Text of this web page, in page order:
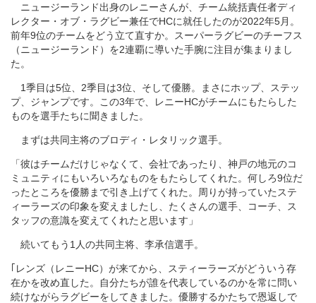
ニュージーランド出身のレニーさんが、チーム統括責任者ディ
レクター・オブ・ラグビー兼任でHCに就任したのが2022年5月。
前年9位のチームをどう立て直すか。スーパーラグビーのチーフス
（ニュージーランド）を2連覇に導いた手腕に注目が集まりまし
た。
1季目は5位、2季目は3位、そして優勝。まさにホップ、ステッ
プ、ジャンプです。この3年で、レニーHCがチームにもたらした
ものを選手たちに聞きました。
まずは共同主将のブロディ・レタリック選手。
「彼はチームだけじゃなくて、会社であったり、神戸の地元のコ
ミュニティにもいろいろなものをもたらしてくれた。何しろ9位だ
ったところを優勝まで引き上げてくれた。周りが持っていたステ
ィーラーズの印象を変えましたし、たくさんの選手、コーチ、ス
タッフの意識を変えてくれたと思います」
続いてもう1人の共同主将、李承信選手。
｢レンズ（レニーHC）が来てから、スティーラーズがどういう存
在かを改め直した。自分たちが誰を代表しているのかを常に問い
続けながらラグビーをしてきました。優勝するかたちで恩返しで